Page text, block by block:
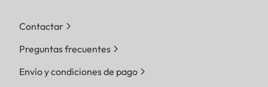
Contactar
Preguntas frecuentes
Envío y condiciones de pago